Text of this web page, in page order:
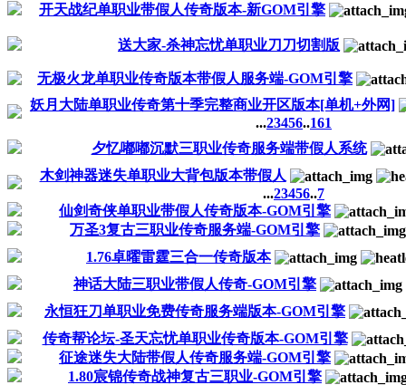
开天战纪单职业带假人传奇版本-新GOM引擎
送大家-杀神忘忧单职业刀刀切割版
无极火龙单职业传奇版本带假人服务端-GOM引擎
妖月大陆单职业传奇第十季完整商业开区版本[单机+外网]
...23456..161
夕忆嘟嘟沉默三职业传奇服务端带假人系统
木剑神器迷失单职业大背包版本带假人
...23456..7
仙剑奇侠单职业带假人传奇版本-GOM引擎
万圣3复古三职业传奇服务端-GOM引擎
1.76卓曜雷霆三合一传奇版本
神话大陆三职业带假人传奇-GOM引擎
永恒狂刀单职业免费传奇服务端版本-GOM引擎
传奇帮论坛-圣天忘忧单职业传奇版本-GOM引擎
征途迷失大陆带假人传奇服务端-GOM引擎
1.80宸锦传奇战神复古三职业-GOM引擎